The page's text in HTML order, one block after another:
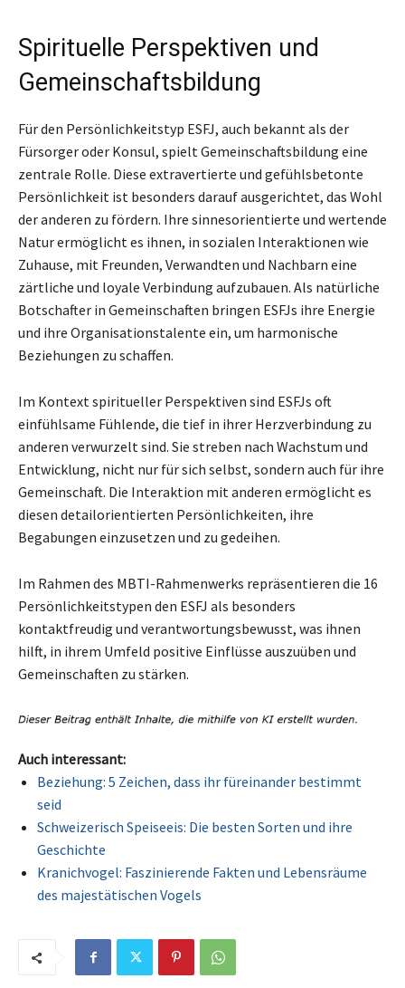
Spirituelle Perspektiven und
Gemeinschaftsbildung
Für den Persönlichkeitstyp ESFJ, auch bekannt als der
Fürsorger oder Konsul, spielt Gemeinschaftsbildung eine
zentrale Rolle. Diese extravertierte und gefühlsbetonte
Persönlichkeit ist besonders darauf ausgerichtet, das Wohl
der anderen zu fördern. Ihre sinnesorientierte und wertende
Natur ermöglicht es ihnen, in sozialen Interaktionen wie
Zuhause, mit Freunden, Verwandten und Nachbarn eine
zärtliche und loyale Verbindung aufzubauen. Als natürliche
Botschafter in Gemeinschaften bringen ESFJs ihre Energie
und ihre Organisationstalente ein, um harmonische
Beziehungen zu schaffen.
Im Kontext spiritueller Perspektiven sind ESFJs oft
einfühlsame Fühlende, die tief in ihrer Herzverbindung zu
anderen verwurzelt sind. Sie streben nach Wachstum und
Entwicklung, nicht nur für sich selbst, sondern auch für ihre
Gemeinschaft. Die Interaktion mit anderen ermöglicht es
diesen detailorientierten Persönlichkeiten, ihre
Begabungen einzusetzen und zu gedeihen.
Im Rahmen des MBTI-Rahmenwerks repräsentieren die 16
Persönlichkeitstypen den ESFJ als besonders
kontaktfreudig und verantwortungsbewusst, was ihnen
hilft, in ihrem Umfeld positive Einflüsse auszuüben und
Gemeinschaften zu stärken.
Auch interessant:
Beziehung: 5 Zeichen, dass ihr füreinander bestimmt
seid
Schweizerisch Speiseeis: Die besten Sorten und ihre
Geschichte
Kranichvogel: Faszinierende Fakten und Lebensräume
des majestätischen Vogels